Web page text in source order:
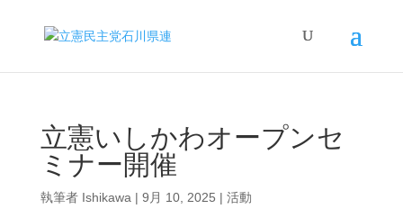
立憲いしかわオープンセ
ミナー開催
執筆者 Ishikawa | 9月 10, 2025 | 活動